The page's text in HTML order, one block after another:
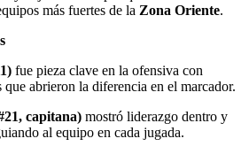
más fuertes de la Zona Oriente.
fue pieza clave en la ofensiva con
que abrieron la diferencia en el marcador.
capitana) mostró liderazgo dentro y
al equipo en cada jugada.